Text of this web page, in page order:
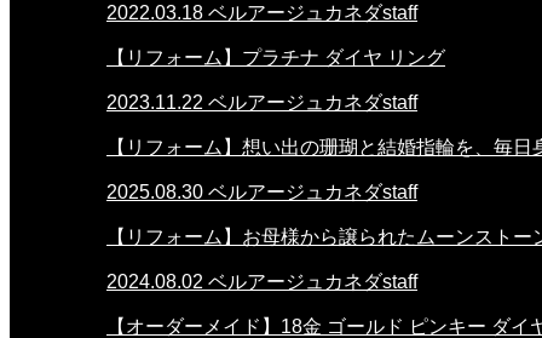
2022.03.18 ベルアージュカネダstaff
【リフォーム】プラチナ ダイヤ リング
2023.11.22 ベルアージュカネダstaff
【リフォーム】想い出の珊瑚と結婚指輪を、毎
2025.08.30 ベルアージュカネダstaff
【リフォーム】お母様から譲られたムーンスト
2024.08.02 ベルアージュカネダstaff
【オーダーメイド】18金 ゴールド ピンキー ダイ